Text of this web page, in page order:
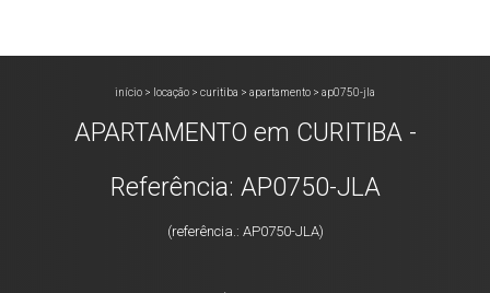
início > locação > curitiba > apartamento > ap0750-jla
APARTAMENTO em CURITIBA -
Referência: AP0750-JLA
(referência.: AP0750-JLA)